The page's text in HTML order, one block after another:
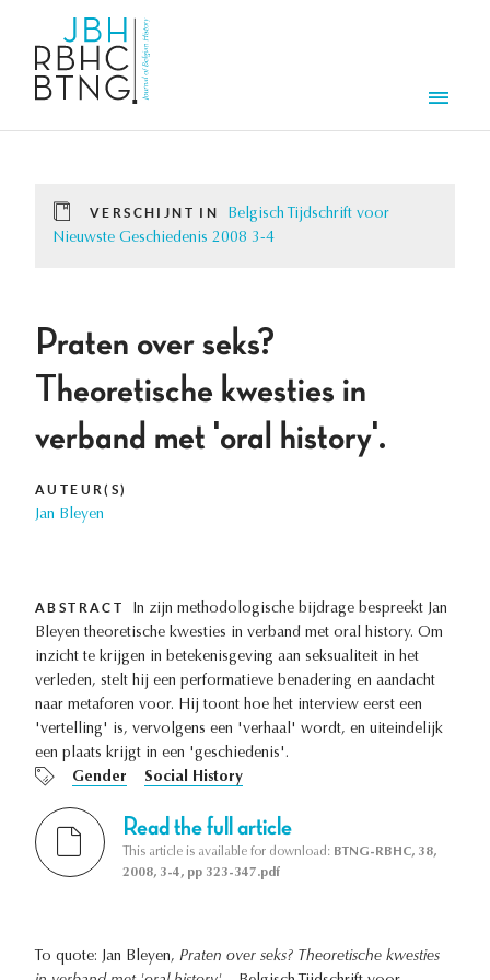
VERSCHIJNT IN
Belgisch Tijdschrift voor
Nieuwste Geschiedenis 2008 3-4
Praten over seks?
Theoretische kwesties in
verband met 'oral history'.
AUTEUR(S)
Jan Bleyen
ABSTRACT
In zijn methodologische bijdrage bespreekt Jan
Bleyen theoretische kwesties in verband met oral history. Om
inzicht te krijgen in betekenisgeving aan seksualiteit in het
verleden, stelt hij een performatieve benadering en aandacht
naar metaforen voor. Hij toont hoe het interview eerst een
'vertelling' is, vervolgens een 'verhaal' wordt, en uiteindelijk
een plaats krijgt in een 'geschiedenis'.
Gender
Social History
Read the full article
This article is available for download: BTNG-RBHC, 38,
2008, 3-4, pp 323-347.pdf
To quote: Jan Bleyen, Praten over seks? Theoretische kwesties